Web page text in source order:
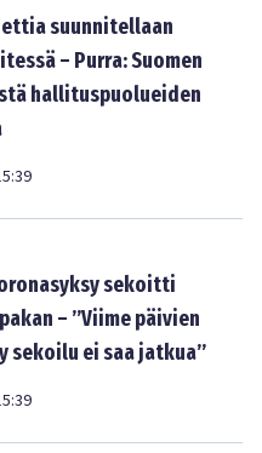
suunnitellaan
– Purra: Suomen
hallituspuolueiden
sekoitti
– ”Viime päivien
sekoilu ei saa jatkua”